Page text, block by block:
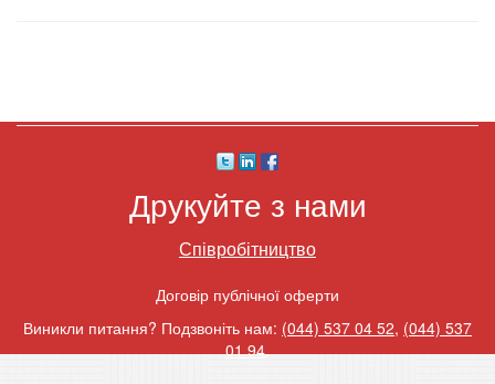
Друкуйте з нами
Співробітництво
Договір публічної оферти
Виникли питання? Подзвоніть нам: (044) 537 04 52, (044) 537
01 94.